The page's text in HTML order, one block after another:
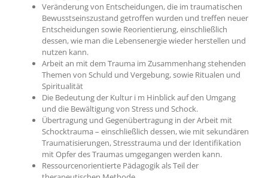
Veränderung von Entscheidungen, die im traumatischen
Bewusstseinszustand getroffen wurden und treffen neuer
Entscheidungen sowie Reorientierung, einschließlich
dessen, wie man die Lebensenergie wieder herstellen und
nutzen kann.
Arbeit an mit dem Trauma im Zusammenhang stehenden
Themen von Schuld und Vergebung, sowie Ritualen und
Spiritualität
Die Bedeutung der Kultur i m Hinblick auf den Umgang
und die Bewältigung von Stress und Schock.
Übertragung und Gegenübertragung in der Arbeit mit
Schocktrauma – einschließlich dessen, wie mit sekundären
Traumatisierungen, Stresstrauma und der Identifikation
mit Opfer des Traumas umgegangen werden kann.
Ressourcenorientierte Pädagogik als Teil der